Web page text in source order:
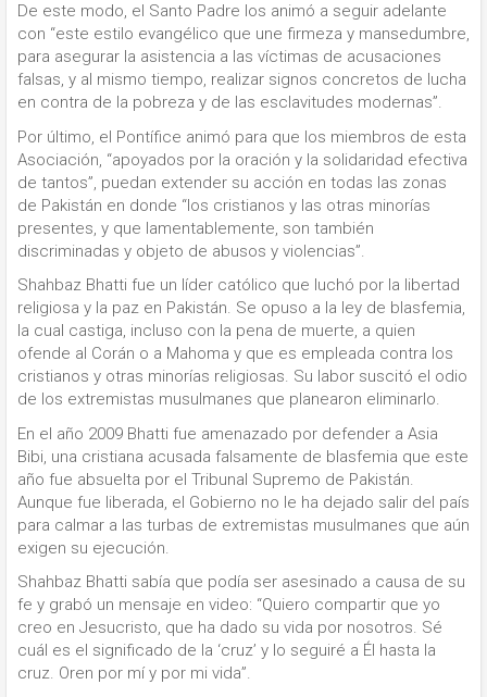
De este modo, el Santo Padre los animó a seguir adelante
con “este estilo evangélico que une firmeza y mansedumbre,
para asegurar la asistencia a las víctimas de acusaciones
falsas, y al mismo tiempo, realizar signos concretos de lucha
en contra de la pobreza y de las esclavitudes modernas”.
Por último, el Pontífice animó para que los miembros de esta
Asociación, “apoyados por la oración y la solidaridad efectiva
de tantos”, puedan extender su acción en todas las zonas
de Pakistán en donde “los cristianos y las otras minorías
presentes, y que lamentablemente, son también
discriminadas y objeto de abusos y violencias”.
Shahbaz Bhatti fue un líder católico que luchó por la libertad
religiosa y la paz en Pakistán. Se opuso a la ley de blasfemia,
la cual castiga, incluso con la pena de muerte, a quien
ofende al Corán o a Mahoma y que es empleada contra los
cristianos y otras minorías religiosas. Su labor suscitó el odio
de los extremistas musulmanes que planearon eliminarlo.
En el año 2009 Bhatti fue amenazado por defender a Asia
Bibi, una cristiana acusada falsamente de blasfemia que este
año fue absuelta por el Tribunal Supremo de Pakistán.
Aunque fue liberada, el Gobierno no le ha dejado salir del país
para calmar a las turbas de extremistas musulmanes que aún
exigen su ejecución.
Shahbaz Bhatti sabía que podía ser asesinado a causa de su
fe y grabó un mensaje en video: “Quiero compartir que yo
creo en Jesucristo, que ha dado su vida por nosotros. Sé
cuál es el significado de la ‘cruz’ y lo seguiré a Él hasta la
cruz. Oren por mí y por mi vida”.